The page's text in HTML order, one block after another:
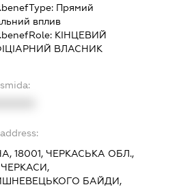
Прямий
вплив
КІНЦЕВИЙ
ВЛАСНИК
18001, ЧЕРКАСЬКА ОБЛ.,
БАЙДИ,